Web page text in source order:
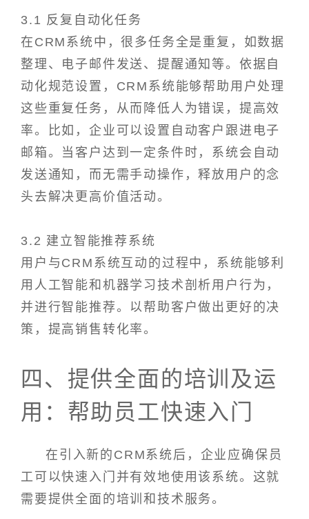
3.1 反复自动化任务
在CRM系统中，很多任务全是重复，如数据
整理、电子邮件发送、提醒通知等。依据自
动化规范设置，CRM系统能够帮助用户处理
这些重复任务，从而降低人为错误，提高效
率。比如，企业可以设置自动客户跟进电子
邮箱。当客户达到一定条件时，系统会自动
发送通知，而无需手动操作，释放用户的念
头去解决更高价值活动。
3.2 建立智能推荐系统
用户与CRM系统互动的过程中，系统能够利
用人工智能和机器学习技术剖析用户行为，
并进行智能推荐。以帮助客户做出更好的决
策，提高销售转化率。
四、提供全面的培训及运
用：帮助员工快速入门
在引入新的CRM系统后，企业应确保员
工可以快速入门并有效地使用该系统。这就
需要提供全面的培训和技术服务。